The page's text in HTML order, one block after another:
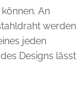
An
werden
jeden
Designs lässt